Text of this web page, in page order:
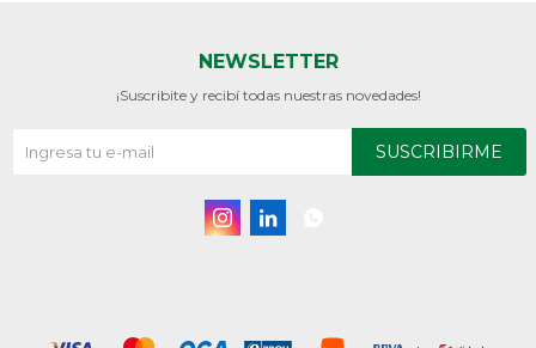
NEWSLETTER
¡Suscribite y recibí todas nuestras novedades!
SUSCRIBIRME
 